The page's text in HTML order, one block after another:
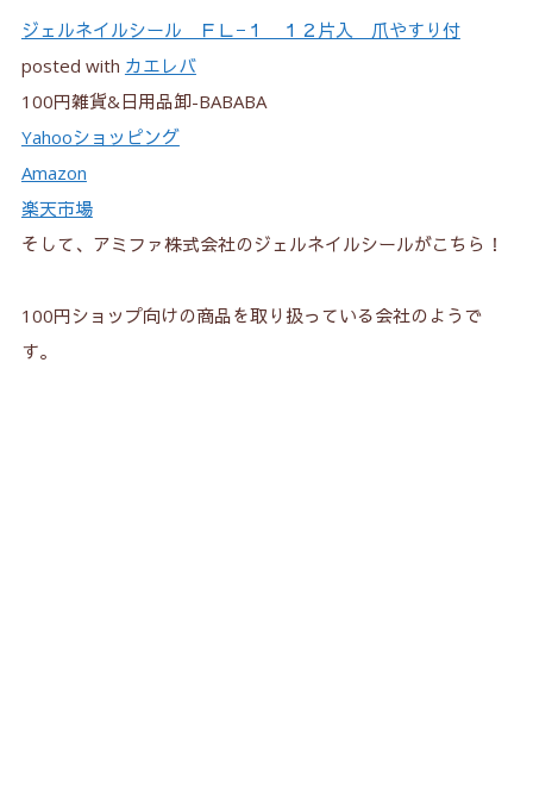
ジェルネイルシール ＦＬ−１ １２片入 爪やすり付
posted with カエレバ
100円雑貨&日用品卸-BABABA
Yahooショッピング
Amazon
楽天市場
そして、アミファ株式会社のジェルネイルシールがこちら！
100円ショップ向けの商品を取り扱っている会社のようで
す。